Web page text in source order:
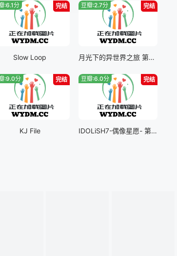
完结
:6.1分
Slow Loop
完结
豆瓣:2.7分
月光下的异世界之旅 第二季
完结
:9.0分
KJ File
完结
豆瓣:6.0分
IDOLiSH7-偶像星愿- 第Ⅲ季part二